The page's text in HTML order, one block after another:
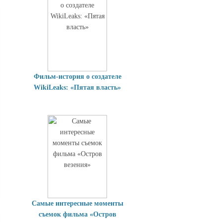
Фильм-история о создателе
WikiLeaks: «Пятая власть»
Самые интересные моменты
съемок фильма «Остров